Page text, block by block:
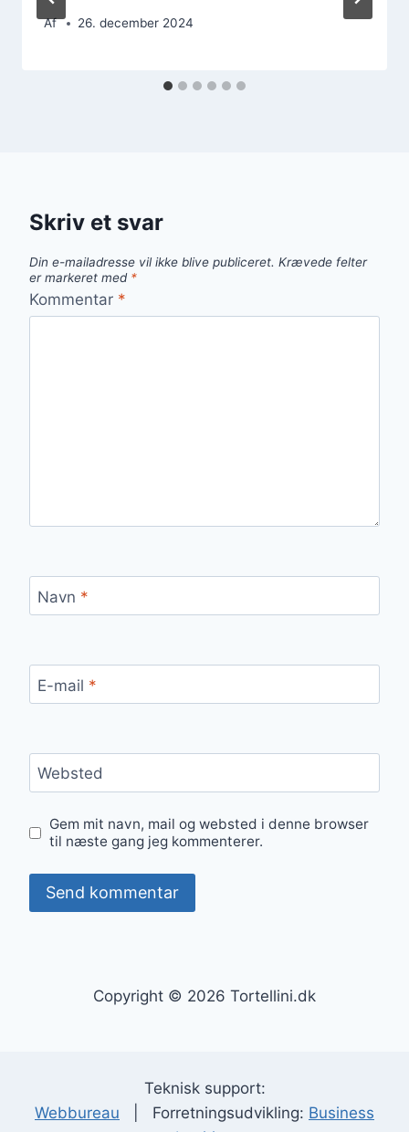
Af 26. december 2024
Skriv et svar
Din e-mailadresse vil ikke blive publiceret. Krævede felter
er markeret med *
Kommentar *
Navn *
E-mail *
Websted
Gem mit navn, mail og websted i denne browser
til næste gang jeg kommenterer.
Copyright © 2026 Tortellini.dk
Teknisk support:
Webbureau | Forretningsudvikling: Business